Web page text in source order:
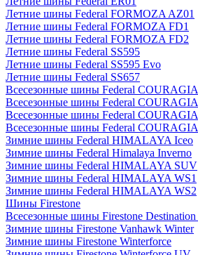
Летние шины Federal FORMOZA AZ01
Летние шины Federal FORMOZA FD1
Летние шины Federal FORMOZA FD2
Летние шины Federal SS595
Летние шины Federal SS595 Evo
Летние шины Federal SS657
Всесезонные шины Federal
Всесезонные шины Federal
Всесезонные шины Federal
Всесезонные шины Federal
Зимние шины Federal HIMALAYA Iceo
Зимние шины Federal Himalaya Inverno
Зимние шины Federal HIMALAYA SUV
Зимние шины Federal HIMALAYA WS1
Зимние шины Federal HIMALAYA WS2
Шины Firestone
Всесезонные шины Firestone Destination
Зимние шины Firestone Vanhawk Winter
Зимние шины Firestone Winterforce